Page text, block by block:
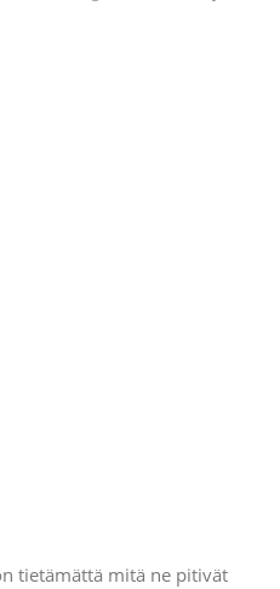
tietämättä mitä ne pitivät